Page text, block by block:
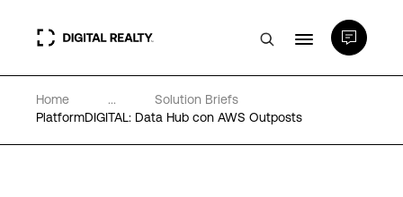
Data center
Home ...
Solution Briefs
PlatformDIGITAL: Data Hub con AWS Outposts